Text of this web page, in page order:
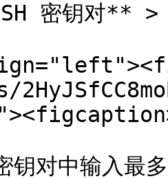
密钥对**
对中输入最